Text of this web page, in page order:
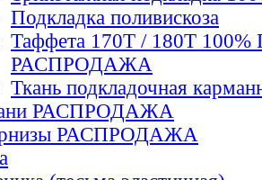
Подкладка поливискоза
Таффета 170Т / 180Т 100%
РАСПРОДАЖА
Ткань подкладочная
РАСПРОДАЖА
РАСПРОДАЖА